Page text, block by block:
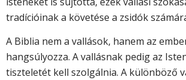
tradícióinak a követése a zsidók
A Biblia nem a vallások, hanem az
hangsúlyozza. A val­lásnak pedig az
tiszteletét kell szolgálnia. A különböző